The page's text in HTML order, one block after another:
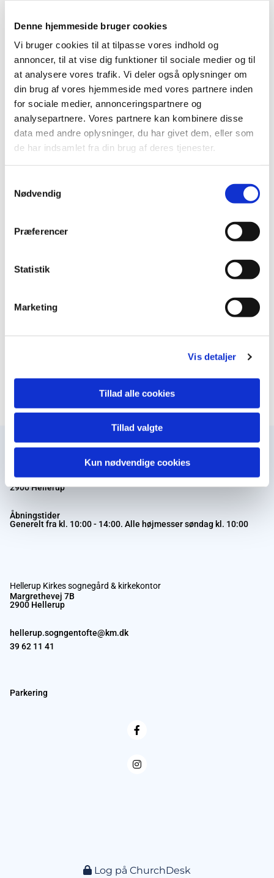
Denne hjemmeside bruger cookies
Vi bruger cookies til at tilpasse vores indhold og
annoncer, til at vise dig funktioner til sociale medier og til
at analysere vores trafik. Vi deler også oplysninger om
din brug af vores hjemmeside med vores partnere inden
for sociale medier, annonceringspartnere og
analysepartnere. Vores partnere kan kombinere disse
data med andre oplysninger, du har givet dem, eller som
de har indsamlet fra din brug af deres tjenester.
Nødvendig
Præferencer
Statistik
Marketing
Vis detaljer
Tillad alle cookies
Tillad valgte
Kun nødvendige cookies
Du vil måske også kunne lide...
0 Feed
Margrethevej 7BA
2900 Hellerup
Åbningstider
Generelt fra kl. 10:00 - 14:00. Alle højmesser søndag kl. 10:00
Hellerup Kirkes sognegård & kirkekontor
Margrethevej 7B
2900 Hellerup
hellerup.sogngentofte@km.dk
39 62 11 41
Parkering
Log på ChurchDesk